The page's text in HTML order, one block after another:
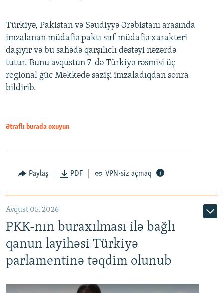
Türkiyə, Pakistan və Səudiyyə Ərəbistanı arasında
imzalanan müdafiə paktı sırf müdafiə xarakteri
daşıyır və bu sahədə qarşılıqlı dəstəyi nəzərdə
tutur. Bunu avqustun 7-də Türkiyə rəsmisi üç
regional güc Məkkədə sazişi imzaladıqdan sonra
bildirib.
Ətraflı burada oxuyun
Paylaş PDF VPN-siz açmaq
Avqust 05, 2026
PKK-nın buraxılması ilə bağlı
qanun layihəsi Türkiyə
parlamentinə təqdim olunub